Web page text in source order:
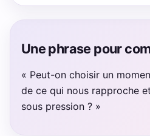
Une phrase pour
« Peut-on choisir un
de ce qui nous rapproche
sous pression ? »